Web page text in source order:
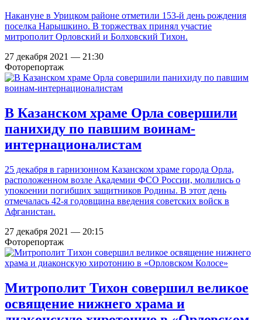
Накануне в Урицком районе отметили 153-й день рождения
поселка Нарышкино. В торжествах принял участие
митрополит Орловский и Болховский Тихон.
27 декабря 2021 — 21:30
Фоторепортаж
В Казанском храме Орла совершили
панихиду по павшим воинам-
интернационалистам
25 декабря в гарнизонном Казанском храме города Орла,
расположенном возле Академии ФСО России, молились о
упокоении погибших защитников Родины. В этот день
отмечалась 42-я годовщина введения советских войск в
Афганистан.
27 декабря 2021 — 20:15
Фоторепортаж
Митрополит Тихон совершил великое
освящение нижнего храма и